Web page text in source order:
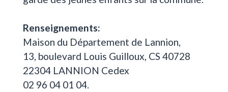
Renseignements:
Maison du Département de Lannion,
13, boulevard Louis Guilloux, CS 40728
22304 LANNION Cedex
02 96 04 01 04.